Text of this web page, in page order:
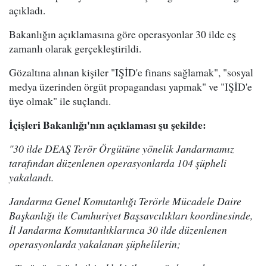
açıkladı.
Bakanlığın açıklamasına göre operasyonlar 30 ilde eş
zamanlı olarak gerçekleştirildi.
Gözaltına alınan kişiler "IŞİD'e finans sağlamak", "sosyal
medya üzerinden örgüt propagandası yapmak" ve "IŞİD'e
üye olmak" ile suçlandı.
İçişleri Bakanlığı'nın açıklaması şu şekilde:
"30 ilde DEAŞ Terör Örgütüne yönelik Jandarmamız
tarafından düzenlenen operasyonlarda 104 şüpheli
yakalandı.
Jandarma Genel Komutanlığı Terörle Mücadele Daire
Başkanlığı ile Cumhuriyet Başsavcılıkları koordinesinde,
İl Jandarma Komutanlıklarınca 30 ilde düzenlenen
operasyonlarda yakalanan şüphelilerin;